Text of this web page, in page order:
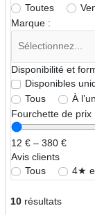
Toutes
Marque :
Disponibilité et
Disponibles
Tous
À
Fourchette de prix
12 € – 380 €
Avis clients
Tous
4★
10résultats